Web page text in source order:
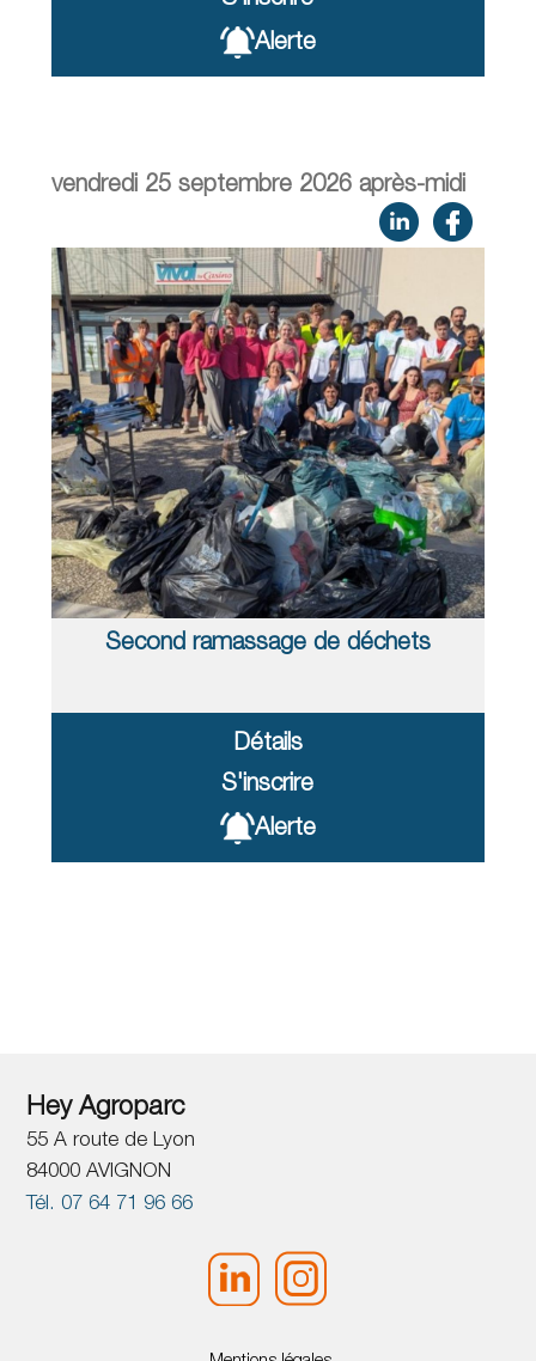
Alerte
vendredi 25 septembre 2026 après-midi
Second ramassage de déchets
Détails
S'inscrire
Alerte
Hey Agroparc
55 A route de Lyon
84000 AVIGNON
Tél. 07 64 71 96 66